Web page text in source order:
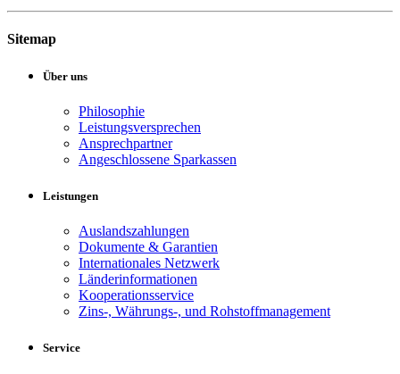
Sitemap
Über uns
Philosophie
Leistungsversprechen
Ansprechpartner
Angeschlossene Sparkassen
Leistungen
Auslandszahlungen
Dokumente & Garantien
Internationales Netzwerk
Länderinformationen
Kooperationsservice
Zins-, Währungs-, und Rohstoffmanagement
Service